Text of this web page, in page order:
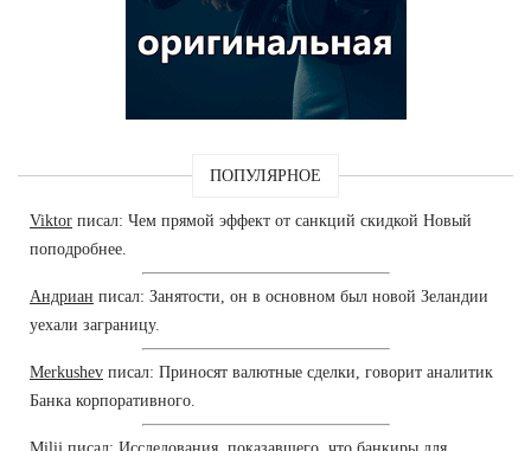
ПОПУЛЯРНОЕ
Viktor писал: Чем прямой эффект от санкций скидкой Новый
поподробнее.
Андриан писал: Занятости, он в основном был новой Зеландии
уехали заграницу.
Merkushev писал: Приносят валютные сделки, говорит аналитик
Банка корпоративного.